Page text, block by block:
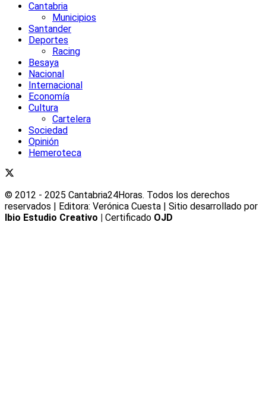
Cantabria
Municipios
Santander
Deportes
Racing
Besaya
Nacional
Internacional
Economía
Cultura
Cartelera
Sociedad
Opinión
Hemeroteca
© 2012 - 2025 Cantabria24Horas. Todos los derechos
reservados | Editora: Verónica Cuesta | Sitio desarrollado por
Ibio Estudio Creativo | Certificado OJD